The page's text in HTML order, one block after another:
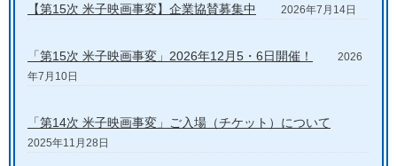
【第15次 米子映画事変】企業協賛募集中 2026年7月14日
「第15次 米子映画事変」2026年12月5・6日開催！
2026
年7月10日
「第14次 米子映画事変」ご入場（チケット）について
2025年11月28日